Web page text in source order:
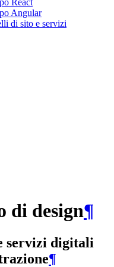
React
Angular
di sito e servizi
di design¶
servizi digitali
¶